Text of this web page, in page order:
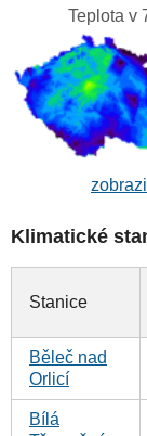
Teplota v
Klimatické
Stanice
Běleč nad
Orlicí
Bílá